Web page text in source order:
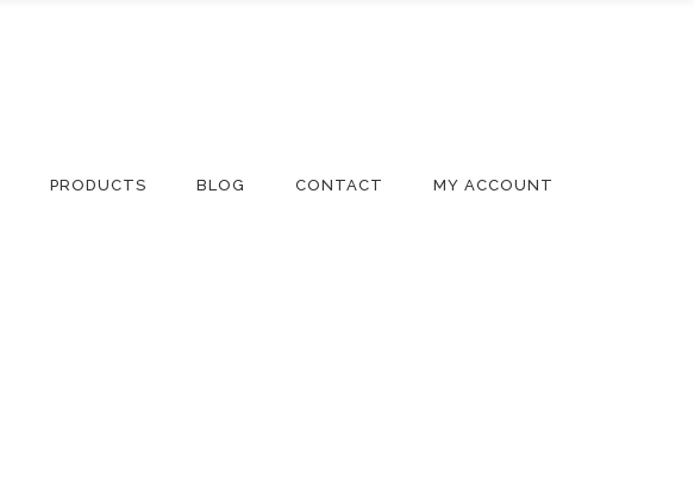
PRODUCTS BLOG CONTACT MY ACCOUNT